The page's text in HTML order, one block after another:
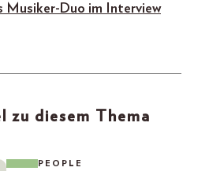
Musiker-Duo im Interview
zu diesem Thema
PEOPLE